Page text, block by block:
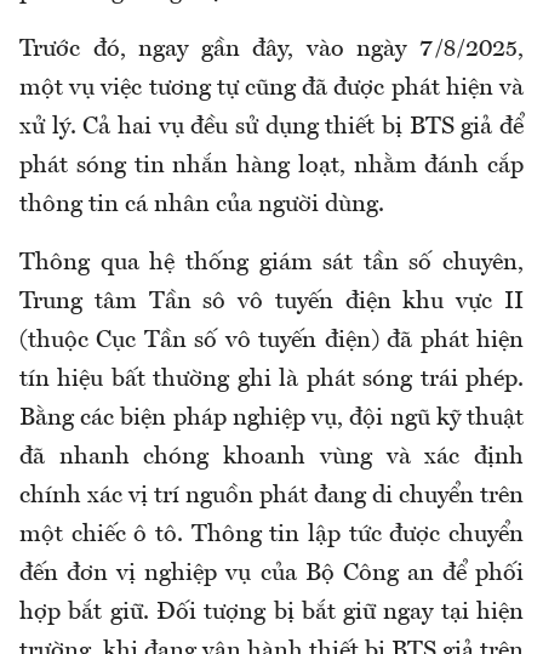
Trước đó, ngay gần đây, vào ngày 7/8/2025,
một vụ việc tương tự cũng đã được phát hiện và
xử lý. Cả hai vụ đều sử dụng thiết bị BTS giả để
phát sóng tin nhắn hàng loạt, nhằm đánh cắp
thông tin cá nhân của người dùng.
Thông qua hệ thống giám sát tần số chuyên,
Trung tâm Tần sô vô tuyến điện khu vực II
(thuộc Cục Tần số vô tuyến điện) đã phát hiện
tín hiệu bất thường ghi là phát sóng trái phép.
Bằng các biện pháp nghiệp vụ, đội ngũ kỹ thuật
đã nhanh chóng khoanh vùng và xác định
chính xác vị trí nguồn phát đang di chuyển trên
một chiếc ô tô. Thông tin lập tức được chuyển
đến đơn vị nghiệp vụ của Bộ Công an để phối
hợp bắt giữ. Đối tượng bị bắt giữ ngay tại hiện